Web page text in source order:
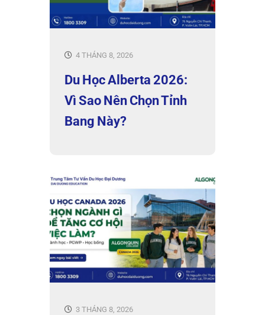
4 THÁNG 8, 2026
Du Học Alberta 2026:
Vì Sao Nên Chọn Tỉnh
Bang Này?
3 THÁNG 8, 2026